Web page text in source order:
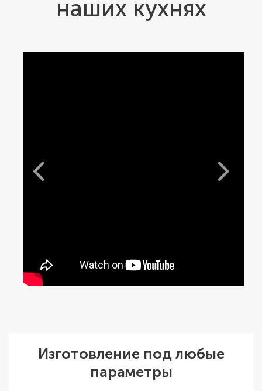
наших кухнях
Изготовление под любые
параметры